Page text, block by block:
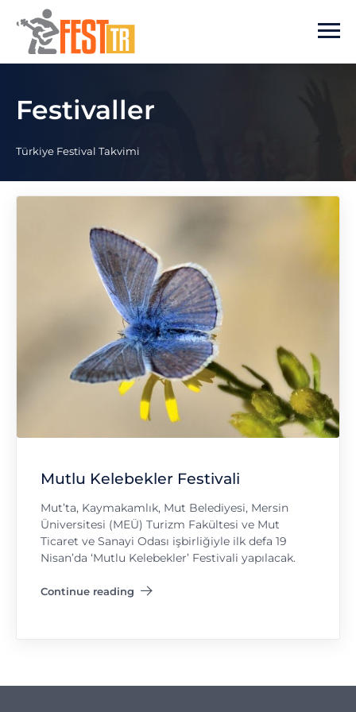
Ana içeriğe atla
Festivaller
Türkiye Festival Takvimi
Mutlu Kelebekler Festivali
Mut’ta, Kaymakamlık, Mut Belediyesi, Mersin
Üniversitesi (MEÜ) Turizm Fakültesi ve Mut
Ticaret ve Sanayi Odası işbirliğiyle ilk defa 19
Nisan’da ‘Mutlu Kelebekler’ Festivali yapılacak.
Continue reading
"Mutlu Kelebekler Festivali"